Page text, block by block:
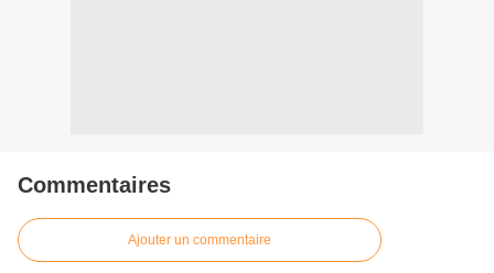
Commentaires
Ajouter un commentaire